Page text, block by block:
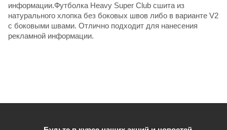
информации.Футболка Heavy Super Club сшита из
натурального хлопка без боковых швов либо в варианте V2
с боковыми швами. Отлично подходит для нанесения
рекламной информации.